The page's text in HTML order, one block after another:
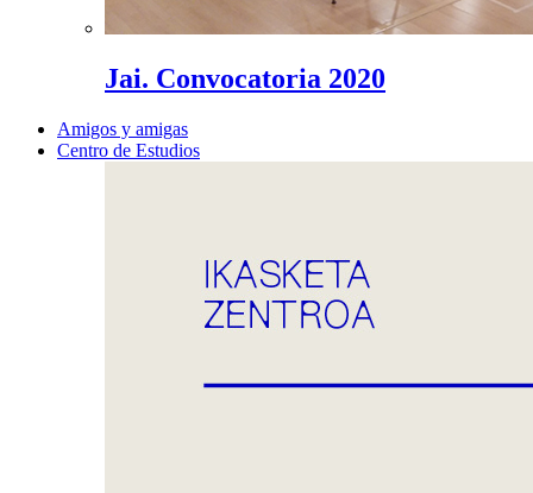
Jai. Convocatoria 2020
Amigos y amigas
Centro de Estudios